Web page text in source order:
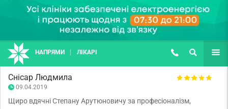
Снісар Людмила
09.04.2019
Щиро вдячні Степану Арутюновичу за професіоналізм,
НАПРЯМИ ЛІКАРІ (067) 127-03-03
ПОШУК ЩЕ